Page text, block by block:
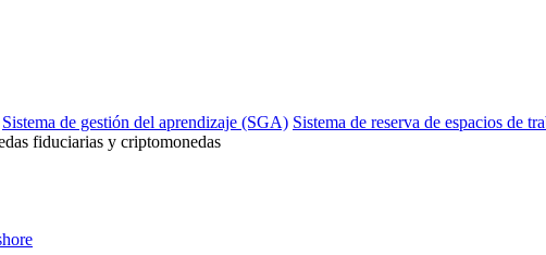
Sistema de gestión del aprendizaje (SGA) Sistema de reserva de espacios de
fiduciarias y criptomonedas